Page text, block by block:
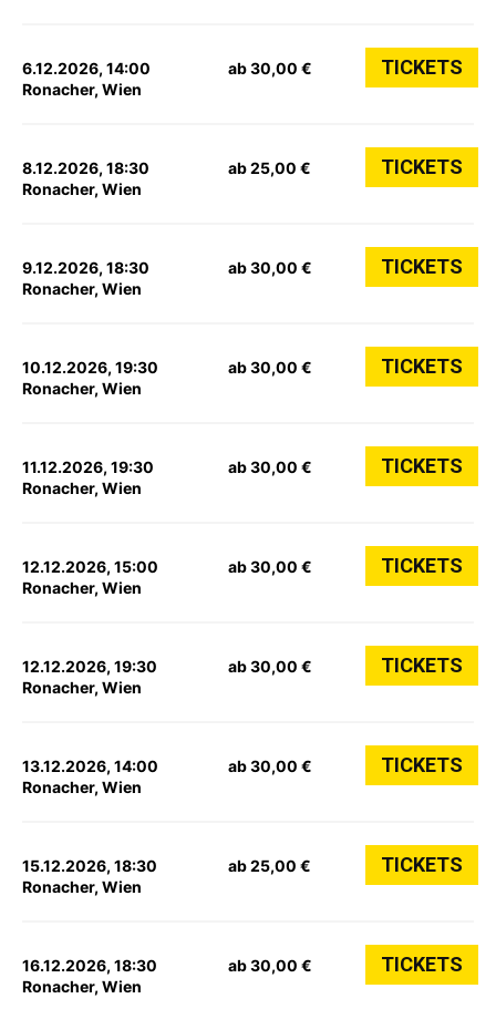
6.12.2026, 14:00
Ronacher, Wien
ab 30,00 € TICKETS
8.12.2026, 18:30
Ronacher, Wien
ab 25,00 € TICKETS
9.12.2026, 18:30
Ronacher, Wien
ab 30,00 € TICKETS
10.12.2026, 19:30
Ronacher, Wien
ab 30,00 € TICKETS
11.12.2026, 19:30
Ronacher, Wien
ab 30,00 € TICKETS
12.12.2026, 15:00
Ronacher, Wien
ab 30,00 € TICKETS
12.12.2026, 19:30
Ronacher, Wien
ab 30,00 € TICKETS
13.12.2026, 14:00
Ronacher, Wien
ab 30,00 € TICKETS
15.12.2026, 18:30
Ronacher, Wien
ab 25,00 € TICKETS
16.12.2026, 18:30
Ronacher, Wien
ab 30,00 € TICKETS